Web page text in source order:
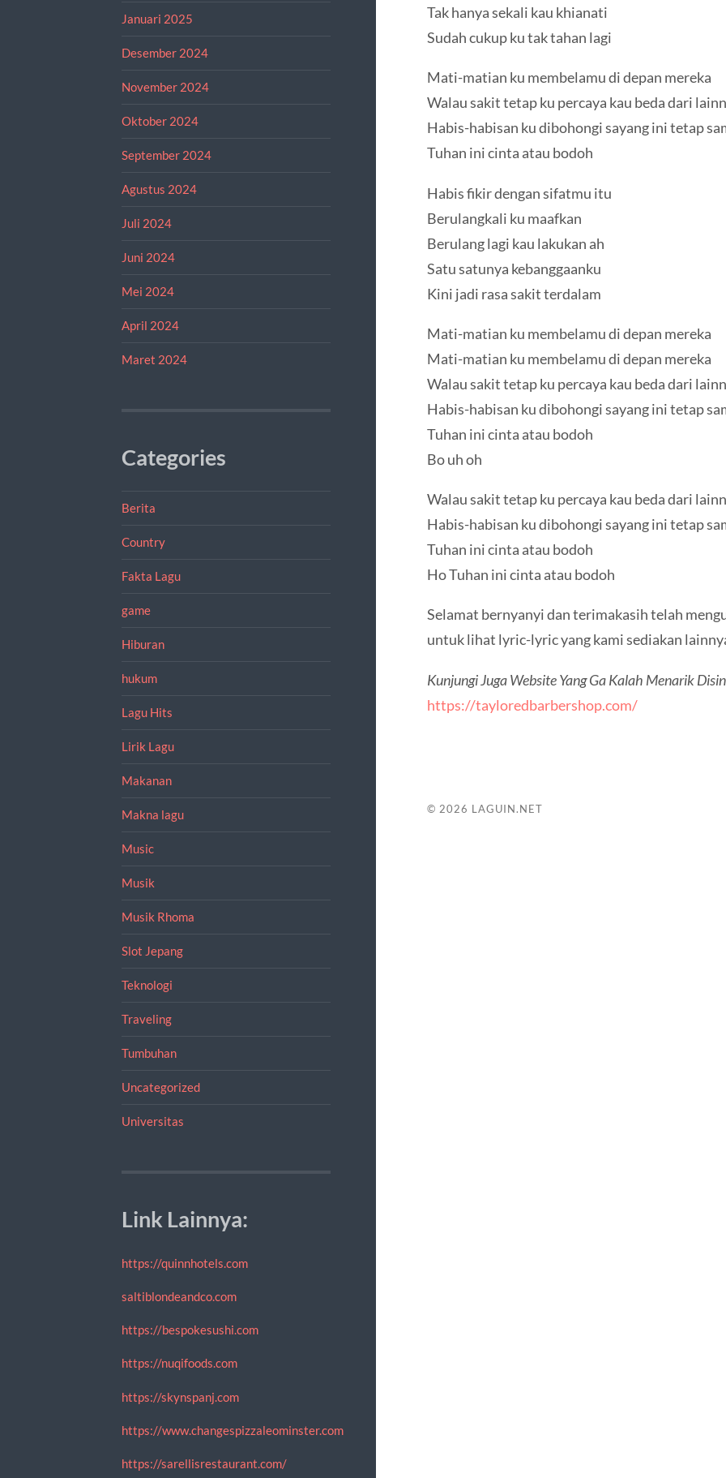
Januari 2025
Desember 2024
November 2024
Oktober 2024
September 2024
Agustus 2024
Juli 2024
Juni 2024
Mei 2024
April 2024
Maret 2024
Categories
Berita
Country
Fakta Lagu
game
Hiburan
hukum
Lagu Hits
Lirik Lagu
Makanan
Makna lagu
Music
Musik
Musik Rhoma
Slot Jepang
Teknologi
Traveling
Tumbuhan
Uncategorized
Universitas
Link Lainnya:
https://quinnhotels.com
saltiblondeandco.com
https://bespokesushi.com
https://nuqifoods.com
https://skynspanj.com
https://www.changespizzaleominster.com
https://sarellisrestaurant.com/
Tak hanya sekali kau khianati
Sudah cukup ku tak tahan lagi
Mati-matian ku membelamu di depan mereka
Walau sakit tetap ku percaya kau beda dari
Habis-habisan ku dibohongi sayang ini tetap
Tuhan ini cinta atau bodoh
Habis fikir dengan sifatmu itu
Berulangkali ku maafkan
Berulang lagi kau lakukan ah
Satu satunya kebanggaanku
Kini jadi rasa sakit terdalam
Mati-matian ku membelamu di depan mereka
Mati-matian ku membelamu di depan mereka
Walau sakit tetap ku percaya kau beda dari
Habis-habisan ku dibohongi sayang ini tetap
Tuhan ini cinta atau bodoh
Bo uh oh
Walau sakit tetap ku percaya kau beda dari
Habis-habisan ku dibohongi sayang ini tetap
Tuhan ini cinta atau bodoh
Ho Tuhan ini cinta atau bodoh
Selamat bernyanyi dan terimakasih telah
untuk lihat lyric-lyric yang kami sediakan
Kunjungi Juga Website Yang Ga Kalah Menarik
https://tayloredbarbershop.com/
© 2026 LAGUIN.NET